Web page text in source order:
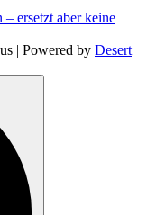
| Powered by Desert